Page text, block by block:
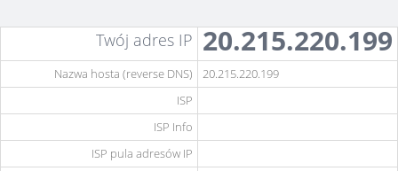
Twój adres IP 20.215.220.199
Nazwa hosta (reverse DNS)
20.215.220.199
ISP
ISP Info
ISP pula adresów IP